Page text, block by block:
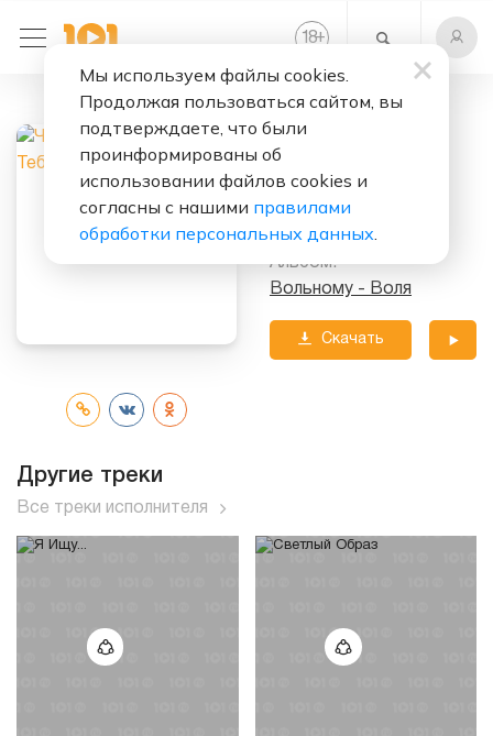
18+
После Тебя
Альбом:
Вольному - Воля
Скачать
Другие треки
Все треки исполнителя
Мы используем файлы cookies.
Продолжая пользоваться сайтом, вы
подтверждаете, что были
проинформированы об
использовании файлов cookies и
согласны с нашими правилами
обработки персональных данных.